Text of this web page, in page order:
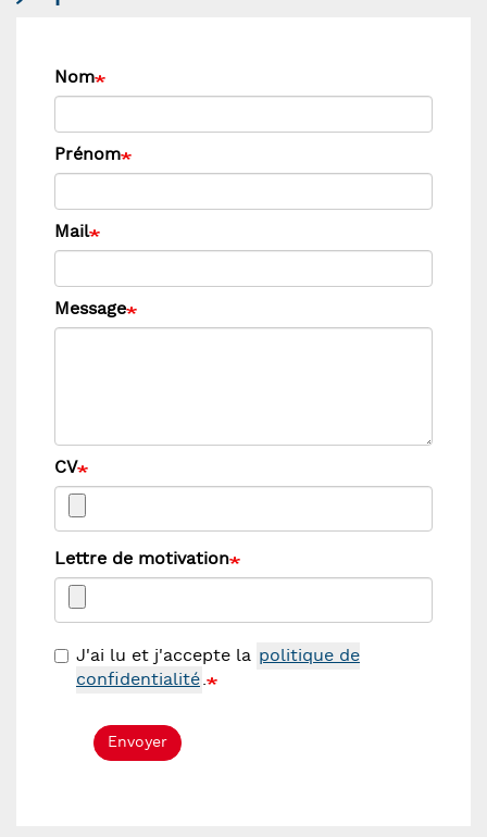
Nom
Prénom
Mail
Message
CV
Lettre de motivation
J'ai lu et j'accepte la politique de
confidentialité.
Envoyer